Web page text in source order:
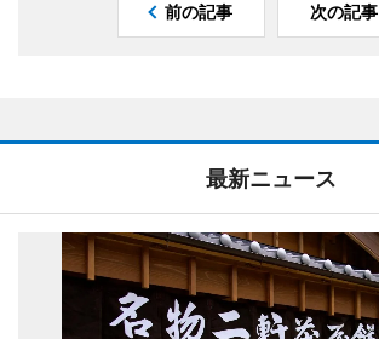
前の記事 次の記事
最新ニュース